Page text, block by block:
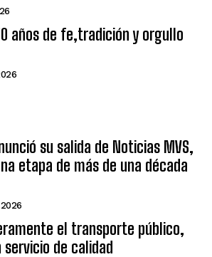
años de fe,tradición y orgullo
su salida de Noticias MVS,
etapa de más de una década
el transporte público,
de calidad